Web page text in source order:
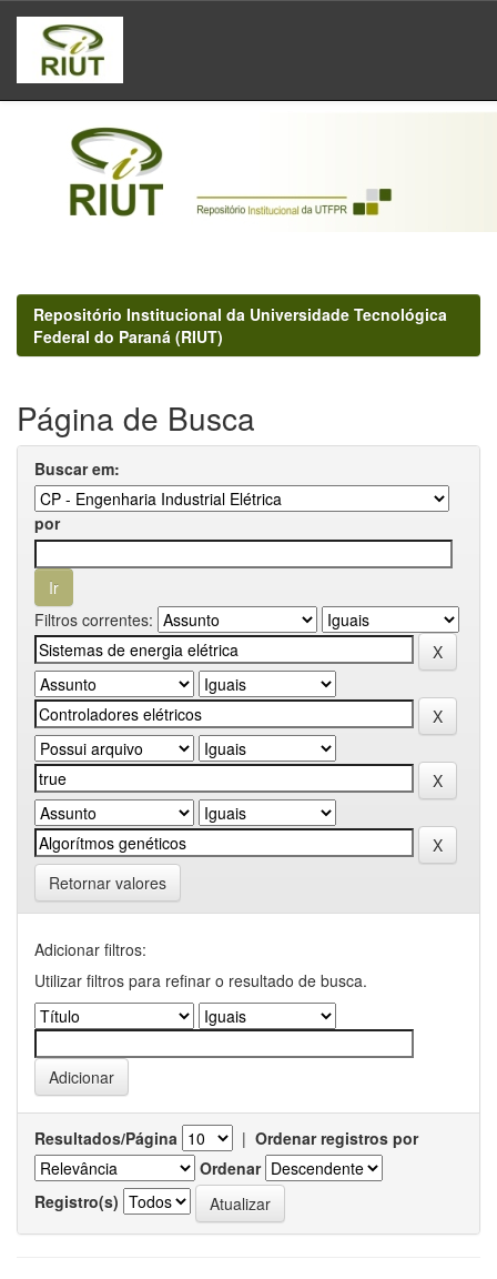
Skip
navigation
Repositório Institucional da Universidade Tecnológica
Federal do Paraná (RIUT)
Página de Busca
Buscar em:
por
Filtros correntes:
Retornar valores
Adicionar filtros:
Utilizar filtros para refinar o resultado de busca.
Resultados/Página | Ordenar registros por
Ordenar
Registro(s)